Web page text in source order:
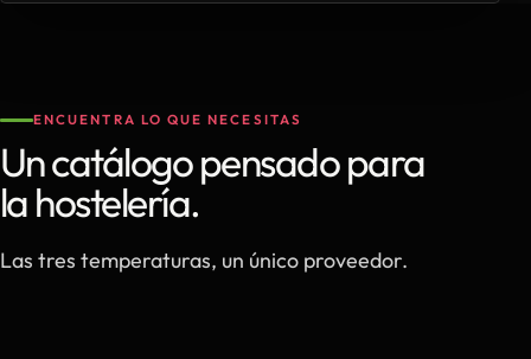
ENCUENTRA LO QUE NECESITAS
Un catálogo pensado para
la hostelería.
Las tres temperaturas, un único proveedor.